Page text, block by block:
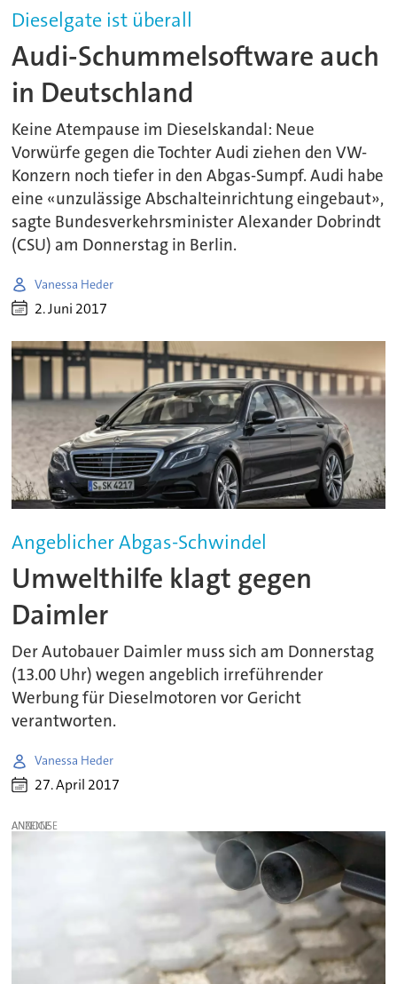
Dieselgate ist überall
Audi-Schummelsoftware auch
in Deutschland
Keine Atempause im Dieselskandal: Neue
Vorwürfe gegen die Tochter Audi ziehen den VW-
Konzern noch tiefer in den Abgas-Sumpf. Audi habe
eine «unzulässige Abschalteinrichtung eingebaut»,
sagte Bundesverkehrsminister Alexander Dobrindt
(CSU) am Donnerstag in Berlin.
Vanessa Heder
2. Juni 2017
Angeblicher Abgas-Schwindel
Umwelthilfe klagt gegen
Daimler
Der Autobauer Daimler muss sich am Donnerstag
(13.00 Uhr) wegen angeblich irreführender
Werbung für Dieselmotoren vor Gericht
verantworten.
Vanessa Heder
27. April 2017
ANZEIGE